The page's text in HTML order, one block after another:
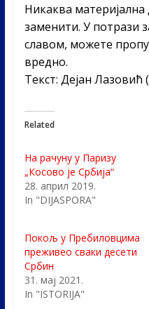
Никаква материјална
заменити. У потрази
славом, можете
вредно.
Текст: Дејан Лазовић
Related
На рачуну у Паризу
„Косово је Србија“
28. април 2019.
In "DIJASPORA"
Покољ у Пребиловцима
преживео сваки десети
Србин
31. мај 2021.
In "ISTORIJA"